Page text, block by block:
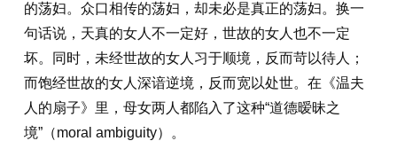
的荡妇。众口相传的荡妇，却未必是真正的荡妇。换一
句话说，天真的女人不一定好，世故的女人也不一定
坏。同时，未经世故的女人习于顺境，反而苛以待人；
而饱经世故的女人深谙逆境，反而宽以处世。在《温夫
人的扇子》里，母女两人都陷入了这种“道德暧昧之
境”（moral ambiguity）。